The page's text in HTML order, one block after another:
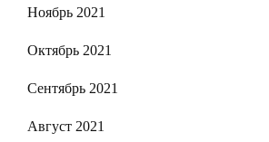
Ноябрь 2021
Октябрь 2021
Сентябрь 2021
Август 2021